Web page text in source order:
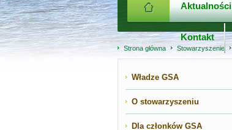
Aktualności
Kontakt
Strona główna Stowarzyszenie
Władze GSA
O stowarzyszeniu
Dla członków GSA